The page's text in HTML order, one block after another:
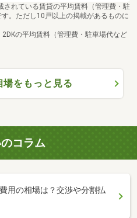
れている賃貸の平均賃料（管理費・駐
。ただし10戸以上の掲載があるものに
の平均賃料（管理費・駐車場代など
をもっと見る
コラム
用の相場は？交渉や分割払